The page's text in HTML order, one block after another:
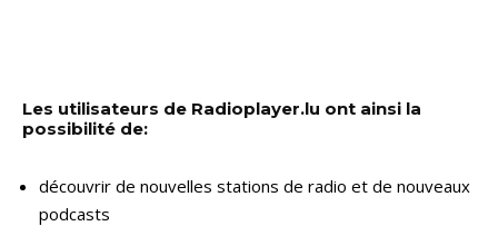
Les utilisateurs de Radioplayer.lu ont ainsi la
possibilité de:
découvrir de nouvelles stations de radio et de nouveaux
podcasts